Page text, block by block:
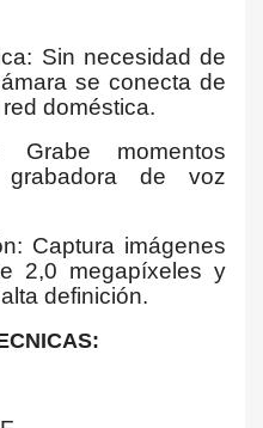
Sin necesidad de
se conecta de
doméstica.
momentos
de voz
Captura imágenes
2,0 megapíxeles y
definición.